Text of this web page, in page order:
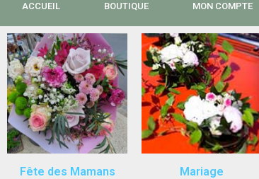
ACCUEIL BOUTIQUE MON COMPTE
Fête des Mamans Mariage